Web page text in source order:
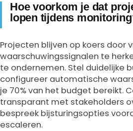
Hoe voorkom je dat
lopen tijdens
Projecten blijven op koers door
waarschuwingssignalen te
te ondernemen. Stel duidelijke
configureer automatische
je 70% van het budget bereikt.
transparant met stakeholders
bespreek bijsturingsopties
escaleren.